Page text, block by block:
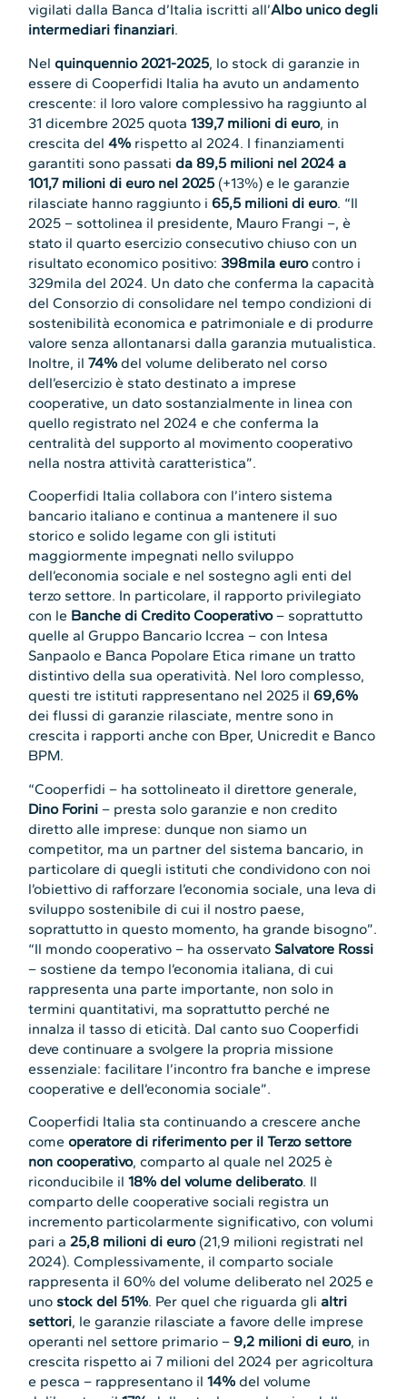
vigilati dalla Banca d’Italia iscritti all’Albo unico degli
intermediari finanziari.
Nelquinquennio 2021-2025, lo stock di garanzie in
essere di Cooperfidi Italia ha avuto un andamento
crescente: il loro valore complessivo ha raggiunto al
31 dicembre 2025 quota139,7 milioni di euro, in
crescita del4% rispetto al 2024. I finanziamenti
garantiti sono passatida 89,5 milioni nel 2024 a
101,7 milioni di euro nel 2025 (+13%) e le garanzie
rilasciate hanno raggiunto i 65,5 milioni di euro. “Il
2025 – sottolinea il presidente, Mauro Frangi –, è
stato il quarto esercizio consecutivo chiuso con un
risultato economico positivo: 398mila eurocontro i
329mila del 2024. Un dato che conferma la capacità
del Consorzio di consolidare nel tempo condizioni di
sostenibilità economica e patrimoniale e di produrre
valore senza allontanarsi dalla garanzia mutualistica.
Inoltre, il74% del volume deliberato nel corso
dell’esercizio è stato destinato a imprese
cooperative, un dato sostanzialmente in linea con
quello registrato nel 2024 e che conferma la
centralità del supporto al movimento cooperativo
nella nostra attività caratteristica”.
Cooperfidi Italia collabora con l’intero sistema
bancario italiano e continua a mantenere il suo
storico e solido legame con gli istituti
maggiormente impegnati nello sviluppo
dell’economia sociale e nel sostegno agli enti del
terzo settore. In particolare, il rapporto privilegiato
con le Banche di Credito Cooperativo– soprattutto
quelle al Gruppo Bancario Iccrea – con Intesa
Sanpaolo e Banca Popolare Etica rimane un tratto
distintivo della sua operatività. Nel loro complesso,
questi tre istituti rappresentano nel 2025 il69,6%
dei flussi di garanzie rilasciate, mentre sono in
crescita i rapporti anche con Bper, Unicredit e Banco
BPM.
“Cooperfidi – ha sottolineato il direttore generale,
Dino Forini – presta solo garanzie e non credito
diretto alle imprese: dunque non siamo un
competitor, ma un partner del sistema bancario, in
particolare di quegli istituti che condividono con noi
l’obiettivo di rafforzare l’economia sociale, una leva di
sviluppo sostenibile di cui il nostro paese,
soprattutto in questo momento, ha grande bisogno”.
“Il mondo cooperativo – ha osservato Salvatore Rossi
– sostiene da tempo l’economia italiana, di cui
rappresenta una parte importante, non solo in
termini quantitativi, ma soprattutto perché ne
innalza il tasso di eticità. Dal canto suo Cooperfidi
deve continuare a svolgere la propria missione
essenziale: facilitare l’incontro fra banche e imprese
cooperative e dell’economia sociale”.
Cooperfidi Italia sta continuando a crescere anche
comeoperatore di riferimento per il Terzo settore
non cooperativo, comparto al quale nel 2025 è
riconducibile il 18% del volume deliberato. Il
comparto delle cooperative sociali registra un
incremento particolarmente significativo, con volumi
pari a 25,8 milioni di euro(21,9 milioni registrati nel
2024). Complessivamente, il comparto sociale
rappresenta il 60% del volume deliberato nel 2025 e
uno stock del 51%. Per quel che riguarda glialtri
settori, le garanzie rilasciate a favore delle imprese
operanti nel settore primario –9,2 milioni di euro, in
crescita rispetto ai 7 milioni del 2024 per agricoltura
e pesca – rappresentano il14% del volume